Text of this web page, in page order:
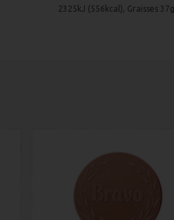
2325kJ (556kcal), Graisses